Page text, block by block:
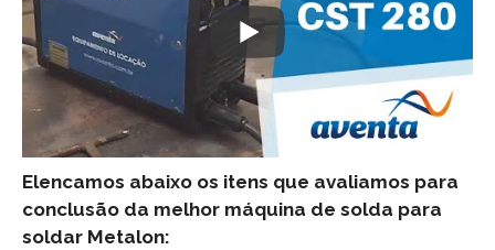
Elencamos abaixo os itens que avaliamos para
conclusão da melhor máquina de solda para
soldar Metalon: